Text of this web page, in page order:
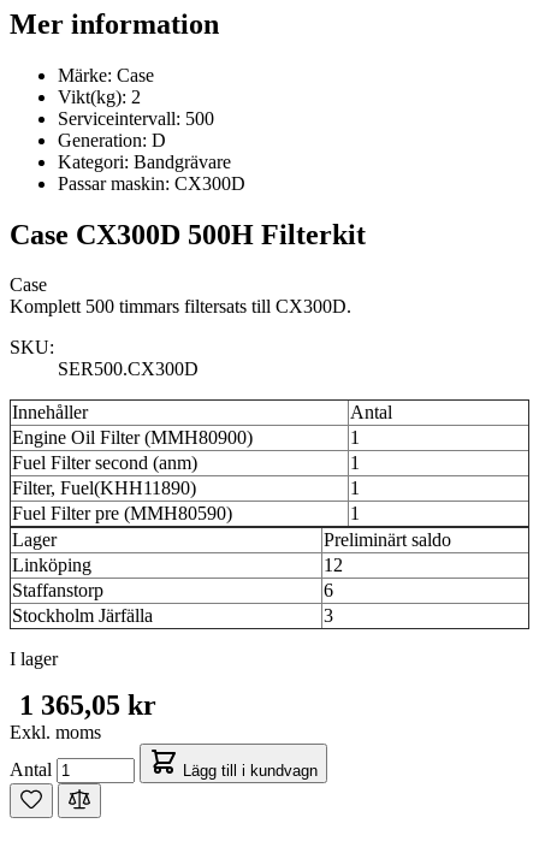
Mer information
Märke: Case
Vikt(kg): 2
Serviceintervall: 500
Generation: D
Kategori: Bandgrävare
Passar maskin: CX300D
Case CX300D 500H Filterkit
Case
Komplett 500 timmars filtersats till CX300D.
SKU:
SER500.CX300D
Innehåller
Antal
Engine Oil Filter (MMH80900)
1
Fuel Filter second (anm)
1
Filter, Fuel(KHH11890)
1
Fuel Filter pre (MMH80590)
1
Lager
Preliminärt saldo
Linköping
12
Staffanstorp
6
Stockholm Järfälla
3
I lager
1 365,05 kr
Exkl. moms
Antal
Lägg till i kundvagn